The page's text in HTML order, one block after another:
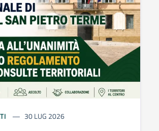
30 LUG 2026